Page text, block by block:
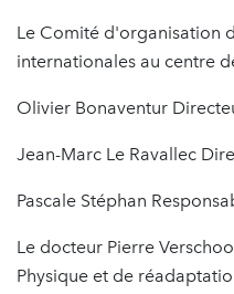
Le Comité d'organisation
internationales au centre
Olivier Bonaventur
Jean-Marc Le Ravallec
Pascale Stéphan
Le docteur Pierre
Physique et de